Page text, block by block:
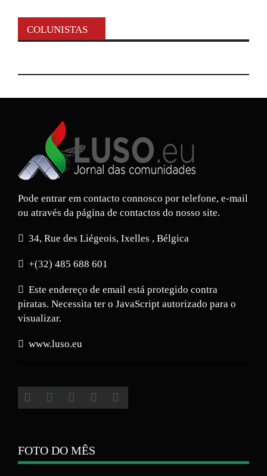
COLUNISTAS
Pode entrar em contacto connosco por telefone, e-mail
ou através da página de contactos do nosso site.
34, Rue des Liégeois, Ixelles , Bélgica
+(32) 485 688 601
Este endereço de email está protegido contra
piratas. Necessita ter o JavaScript autorizado para o
visualizar.
www.luso.eu
FOTO DO MÊS